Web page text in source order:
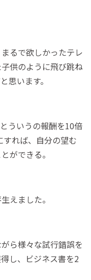
るで欲しかったテレ
供のように飛び跳ね
思います。
ういうの報酬を10倍
れば、自分の望む
ができる。
えました。
ら様々な試行錯誤を
し、ビジネス書を2